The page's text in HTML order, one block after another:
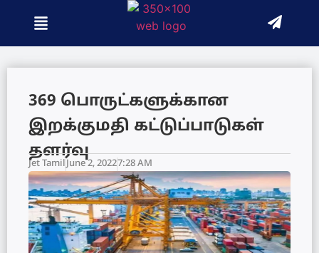
369 பொருட்களுக்கான
இறக்குமதி கட்டுப்பாடுகள்
தளர்வு
Jet Tamil June 2, 20227:28 AM